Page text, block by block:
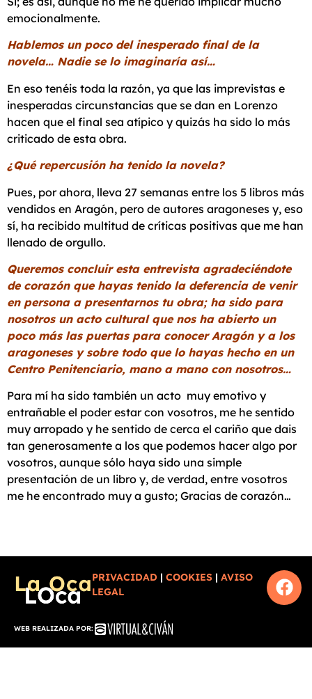
emocionalmente.
Hablemos un poco del inesperado final de la
novela… Nadie se lo imaginaría así…
En eso tenéis toda la razón, ya que las imprevistas e
inesperadas circunstancias que se dan en Lorenzo
hacen que el final sea atípico y quizás ha sido lo más
criticado de esta obra.
¿Qué repercusión ha tenido la novela?
Pues, por ahora, lleva 27 semanas entre los 5 libros más
vendidos en Aragón, pero de autores aragoneses y, eso
sí, ha recibido multitud de críticas positivas que me han
llenado de orgullo.
Queremos concluir esta entrevista agradeciéndote
de corazón que hayas tenido la deferencia de venir
en persona a presentarnos tu obra; ha sido para
nosotros un acto cultural que nos ha abierto un
poco más las puertas para conocer Aragón y a los
aragoneses y sobre todo que lo hayas hecho en un
Centro Penitenciario, mano a mano con nosotros…
Para mí ha sido también un acto muy emotivo y
entrañable el poder estar con vosotros, me he sentido
muy arropado y he sentido de cerca el cariño que dais
tan generosamente a los que podemos hacer algo por
vosotros, aunque sólo haya sido una simple
presentación de un libro y, de verdad, entre vosotros
me he encontrado muy a gusto; Gracias de corazón…
PRIVACIDAD | COOKIES | AVISO
LEGAL
WEB REALIZADA POR: